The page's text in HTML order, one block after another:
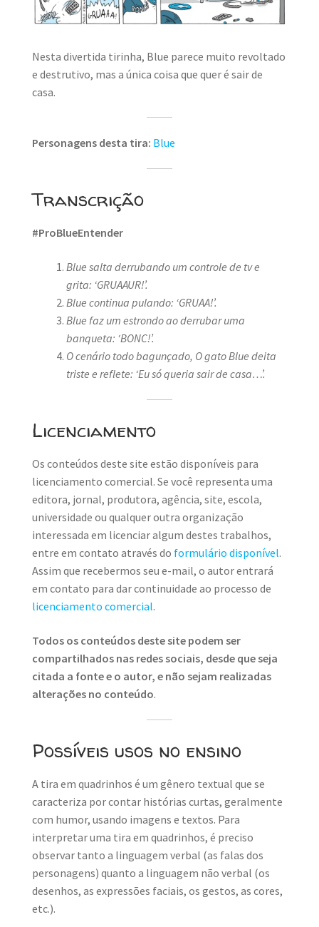
MINHA CONTA
CARRINHO
Search
for:
Nesta divertida tirinha, Blue parece muito revoltado
e destrutivo, mas a única coisa que quer é sair de
casa.
Personagens desta tira: Blue
Transcrição
#ProBlueEntender
Blue salta derrubando um controle de tv e
grita: ‘GRUAAUR!’.
Blue continua pulando: ‘GRUAA!’.
Blue faz um estrondo ao derrubar uma
banqueta: ‘BONC!’.
O cenário todo bagunçado, O gato Blue deita
triste e reflete: ‘Eu só queria sair de casa…’.
Licenciamento
Os conteúdos deste site estão disponíveis para
licenciamento comercial. Se você representa uma
editora, jornal, produtora, agência, site, escola,
universidade ou qualquer outra organização
interessada em licenciar algum destes trabalhos,
entre em contato através do formulário disponível.
Assim que recebermos seu e-mail, o autor entrará
em contato para dar continuidade ao processo de
licenciamento comercial.
Todos os conteúdos deste site podem ser
compartilhados nas redes sociais, desde que seja
citada a fonte e o autor, e não sejam realizadas
alterações no conteúdo.
Possíveis usos no ensino
A tira em quadrinhos é um gênero textual que se
caracteriza por contar histórias curtas, geralmente
com humor, usando imagens e textos. Para
interpretar uma tira em quadrinhos, é preciso
observar tanto a linguagem verbal (as falas dos
personagens) quanto a linguagem não verbal (os
desenhos, as expressões faciais, os gestos, as cores,
etc.).